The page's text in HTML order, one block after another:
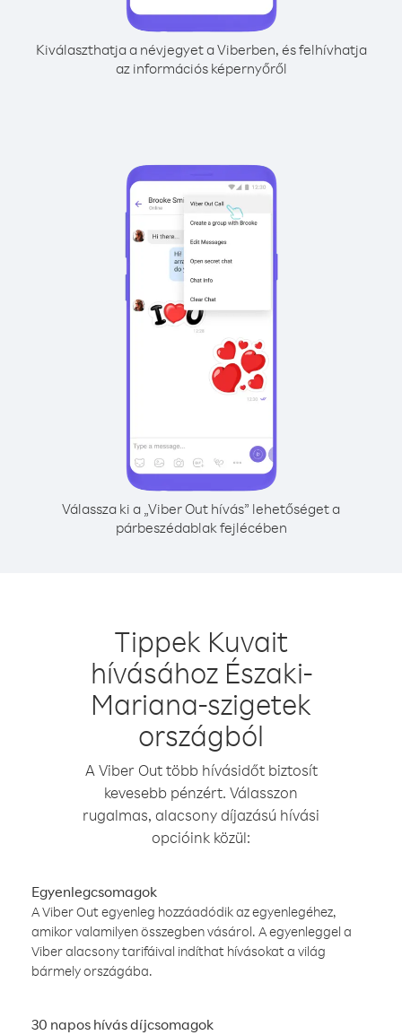
Kiválaszthatja a névjegyet a Viberben, és felhívhatja
az információs képernyőről
Válassza ki a „Viber Out hívás” lehetőséget a
párbeszédablak fejlécében
Tippek Kuvait
hívásához Északi-
Mariana-szigetek
országból
A Viber Out több hívásidőt biztosít
kevesebb pénzért. Válasszon
rugalmas, alacsony díjazású hívási
opcióink közül:
Egyenlegcsomagok
A Viber Out egyenleg hozzáadódik az egyenlegéhez,
amikor valamilyen összegben vásárol. A egyenleggel a
Viber alacsony tarifáival indíthat hívásokat a világ
bármely országába.
30 napos hívás díjcsomagok